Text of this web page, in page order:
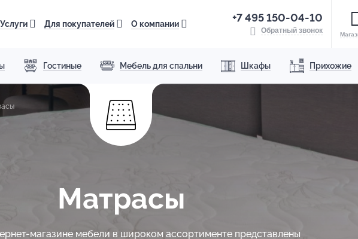
Услуги Для покупателей О компании +7 495 150-04-10
Обратный звонок
Гостиные Мебель для спальни Шкафы Прихожие
Матрасы
магазине мебели в широком ассортименте представлены